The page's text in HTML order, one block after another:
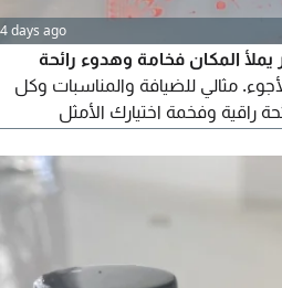
4 days ago
المكان فخامة وهدوء رائحة
مثالي للضيافة والمناسبات وكل
راقية وفخمة اختيارك الأمثل
تليق بذوقك. كل شمعة تحكي
بسيطة، عطر يدوم، ولمسة